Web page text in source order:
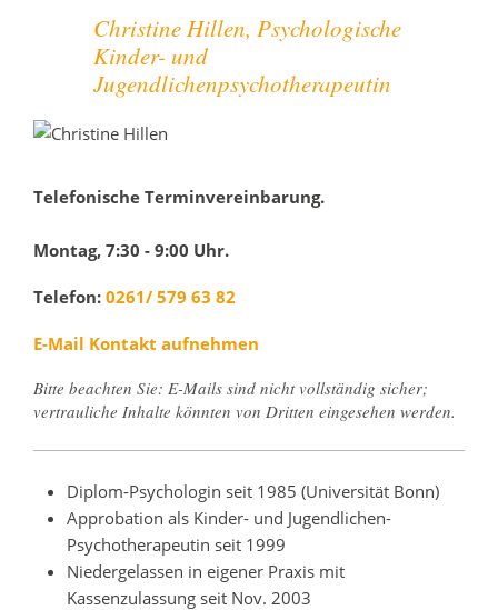
Christine Hillen, Psychologische
Kinder- und
Jugendlichenpsychotherapeutin
Telefonische Terminvereinbarung.
Montag, 7:30 - 9:00 Uhr.
Telefon: 0261/ 579 63 82
E-Mail Kontakt aufnehmen
Bitte beachten Sie: E-Mails sind nicht vollständig sicher;
vertrauliche Inhalte könnten von Dritten eingesehen werden.
Diplom-Psychologin seit 1985 (Universität Bonn)
Approbation als Kinder- und Jugendlichen-
Psychotherapeutin seit 1999
Niedergelassen in eigener Praxis mit
Kassenzulassung seit Nov. 2003